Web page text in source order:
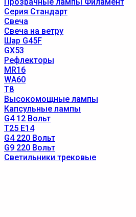
Серия Стандарт
Свеча
Свеча на ветру
Шар G45F
GX53
Рефлекторы
MR16
WA60
T8
Высокомощные лампы
Капсульные лампы
G4 12 Вольт
T25 E14
G4 220 Вольт
G9 220 Вольт
Светильники трековые